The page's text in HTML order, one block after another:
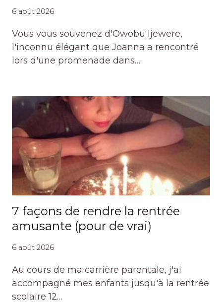
6 août 2026
Vous vous souvenez d'Owobu Ijewere,
l'inconnu élégant que Joanna a rencontré
lors d'une promenade dans…
7 façons de rendre la rentrée
amusante (pour de vrai)
6 août 2026
Au cours de ma carrière parentale, j'ai
accompagné mes enfants jusqu'à la rentrée
scolaire 12…